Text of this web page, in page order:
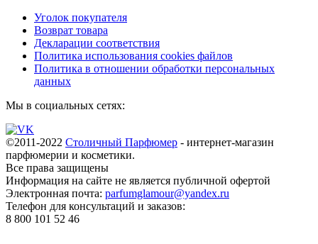
Уголок покупателя
Возврат товара
Декларации соответствия
Политика использования cookies файлов
Политика в отношении обработки персональных
данных
Мы в социальных сетях:
©2011-2022 Столичный Парфюмер - интернет-магазин
парфюмерии и косметики.
Все права защищены
Информация на сайте не является публичной офертой
Электронная почта: parfumglamour@yandex.ru
Телефон для консультаций и заказов:
8 800 101 52 46